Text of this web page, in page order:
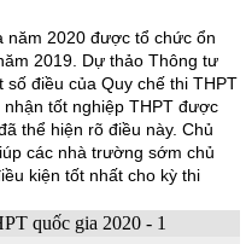
năm 2020 được tổ chức ổn
2019. Dự thảo Thông tư
số điều của Quy chế thi THPT
tốt nghiệp THPT được
thể hiện rõ điều này. Chủ
các nhà trường sớm chủ
kiện tốt nhất cho kỳ thi